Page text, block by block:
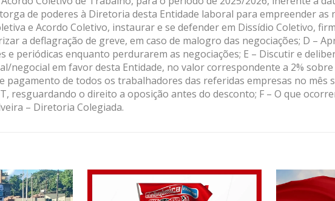
de poderes à Diretoria desta Entidade laboral para empreender as
e Acordo Coletivo, instaurar e se defender em Dissídio Coletivo,
a deflagração de greve, em caso de malogro das negociações; D –
e periódicas enquanto perdurarem as negociações; E – Discutir e
negocial em favor desta Entidade, no valor correspondente a 2%
pagamento de todos os trabalhadores das referidas empresas no mês
resguardando o direito a oposição antes do desconto; F – O que
– Diretoria Colegiada.